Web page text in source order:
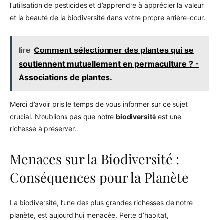
l’utilisation de pesticides et d’apprendre à apprécier la valeur
et la beauté de la biodiversité dans votre propre arrière-cour.
lire Comment sélectionner des plantes qui se
soutiennent mutuellement en permaculture ? -
Associations de plantes.
Merci d’avoir pris le temps de vous informer sur ce sujet
crucial. N’oublions pas que notre biodiversité est une
richesse à préserver.
Menaces sur la Biodiversité :
Conséquences pour la Planète
La biodiversité, l’une des plus grandes richesses de notre
planète, est aujourd’hui menacée. Perte d’habitat,